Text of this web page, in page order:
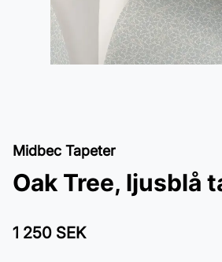
Midbec Tapeter
Oak Tree, ljusblå
1 250 SEK